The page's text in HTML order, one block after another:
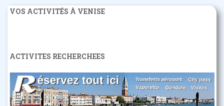
VOS ACTIVITÉS À VENISE
ACTIVITES RECHERCHEES